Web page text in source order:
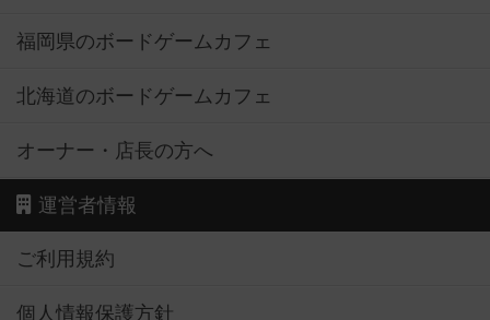
福岡県のボードゲームカフェ
北海道のボードゲームカフェ
オーナー・店長の方へ
運営者情報
ご利用規約
個人情報保護方針